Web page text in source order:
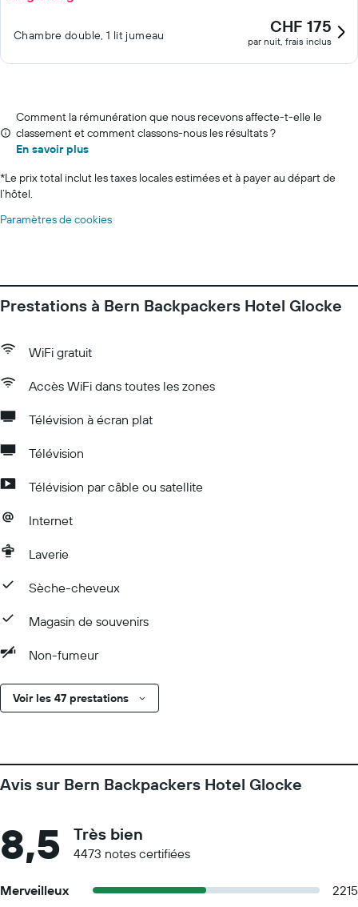
Chambre double, 1 lit jumeau CHF 175
par nuit, frais inclus
Comment la rémunération que nous recevons affecte-t-elle le
classement et comment classons-nous les résultats ?
En savoir plus
*Le prix total inclut les taxes locales estimées et à payer au départ de
l’hôtel.
Paramètres de cookies
Prestations à Bern Backpackers Hotel Glocke
WiFi gratuit
Accès WiFi dans toutes les zones
Télévision à écran plat
Télévision
Télévision par câble ou satellite
Internet
Laverie
Sèche-cheveux
Magasin de souvenirs
Non-fumeur
Voir les 47 prestations
Avis sur Bern Backpackers Hotel Glocke
8,5 Très bien
4473 notes certifiées
Merveilleux 2215